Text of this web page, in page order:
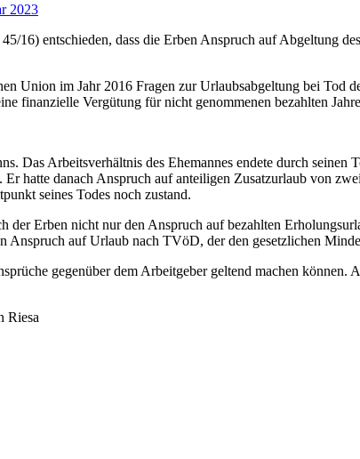
2023
16) entschieden, dass die Erben Anspruch auf Abgeltung
Union im Jahr 2016 Fragen zur Urlaubsabgeltung bei Tod
finanzielle Vergütung für nicht genommenen bezahlten
Das Arbeitsverhältnis des Ehemannes endete durch
hatte danach Anspruch auf anteiligen Zusatzurlaub von
seines Todes noch zustand.
der Erben nicht nur den Anspruch auf bezahlten
auf Urlaub nach TVöD, der den gesetzlichen
gegenüber dem Arbeitgeber geltend machen
Riesa